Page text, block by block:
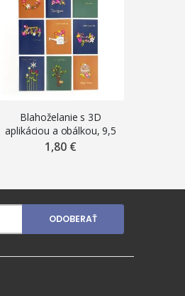
Blahoželanie s 3D
aplikáciou a obálkou, 9,5
x 13 cm, mix motívov
1,80 €
ODOBERAŤ